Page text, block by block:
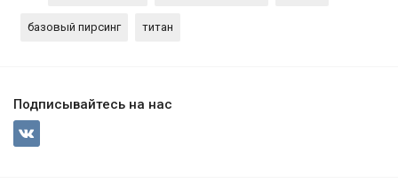
базовый пирсинг титан
Подписывайтесь на нас